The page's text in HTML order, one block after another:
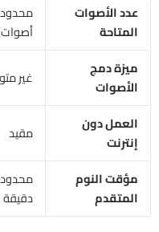
عدد الأصوات
المتاحة
ميزة دمج
الأصوات
غير
العمل دون
إنترنت
مقيد
مؤقت النوم
المتقدم